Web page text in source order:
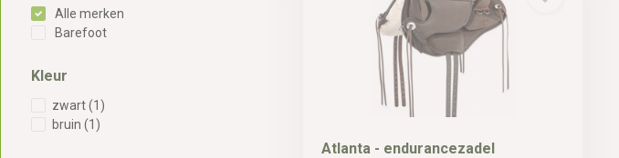
Alle merken
Barefoot
Kleur
zwart(1)
bruin (1)
Atlanta - endurancezadel